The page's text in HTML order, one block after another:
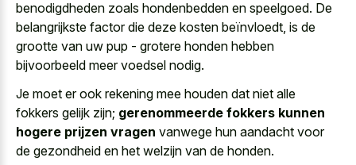
benodigdheden zoals hondenbedden en speelgoed. De
belangrijkste factor die deze kosten beïnvloedt, is de
grootte van uw pup - grotere honden hebben
bijvoorbeeld meer voedsel nodig.
Je moet er ook rekening mee houden dat niet alle
fokkers gelijk zijn; gerenommeerde fokkers kunnen
hogere prijzen vragen vanwege hun aandacht voor
de gezondheid en het welzijn van de honden.